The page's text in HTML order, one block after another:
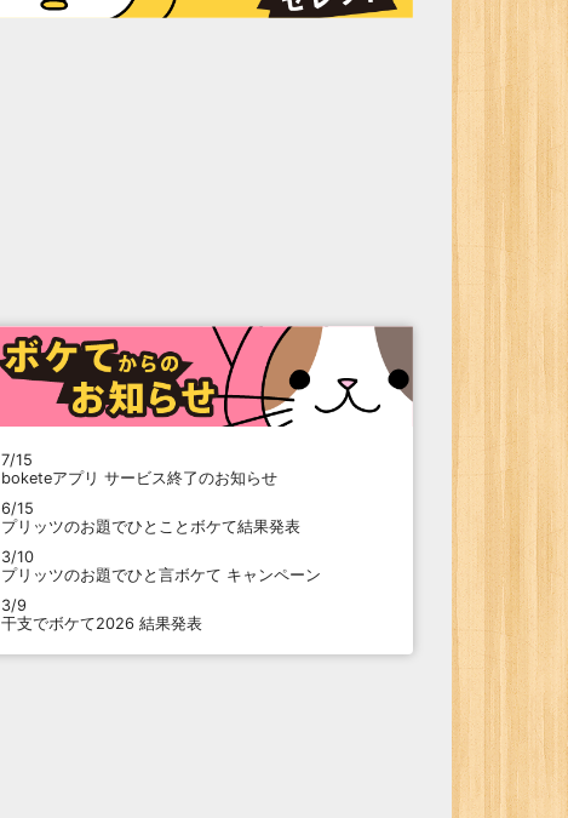
7/15
boketeアプリ サービス終了のお知らせ
6/15
プリッツのお題でひとことボケて結果発表
3/10
プリッツのお題でひと言ボケて キャンペーン
3/9
干支でボケて2026 結果発表